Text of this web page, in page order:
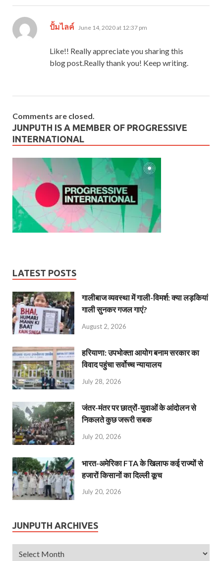
ปั้มไลค์ says:
June 14, 2020 at 12:37 pm
Like!! Really appreciate you sharing this
blog post.Really thank you! Keep writing.
Comments are closed.
JUNPUTH IS A MEMBER OF PROGRESSIVE
INTERNATIONAL
LATEST POSTS
गालीबाज व्‍यवस्‍था में गाली-विमर्श: क्या लड़कियां
गाली सुनकर गजल गाएं?
August 2, 2026
हरियाणा: उपभोक्ता आयोग बनाम सरकार का
विवाद पहुंचा सर्वोच्च न्यायालय
July 28, 2026
जंतर-मंतर पर छात्रों-युवाओं के आंदोलन से
निकलते कुछ जरूरी सबक
July 20, 2026
भारत-अमेरिका FTA के खिलाफ कई राज्यों से
हजारों किसानों का दिल्ली कूच
July 20, 2026
JUNPUTH ARCHIVES